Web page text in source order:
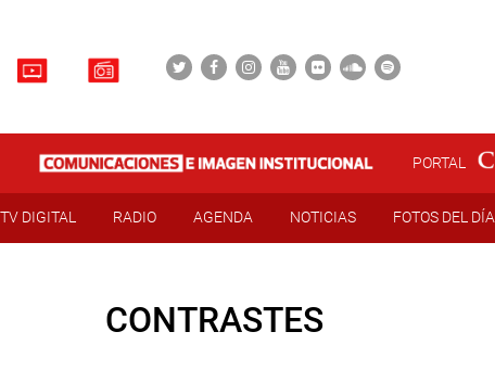
PORTAL
TV DIGITAL RADIO AGENDA NOTICIAS FOTOS DEL DÍA
CONTRASTES